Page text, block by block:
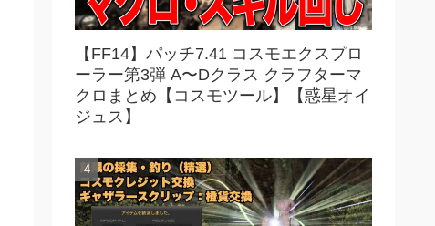
【FF14】パッチ7.41 コスモエクスプロ
ーラー第3弾 A〜Dクラス クラフターマ
クロまとめ【コスモツール】【惑星オイ
ジュス】